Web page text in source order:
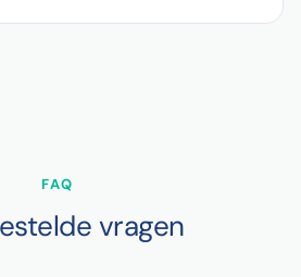
FAQ
vragen